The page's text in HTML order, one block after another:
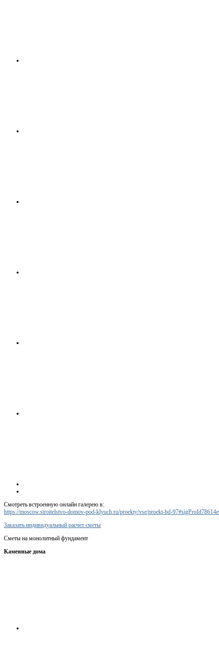
Смотреть встроенную онлайн галерею в:
https://moscow.stroitelstvo-domov-pod-klyuch.ru/proekty/vse/proekt-bd-
Заказать индивидуальный расчет сметы
Сметы на монолитный фундамент
Каменные дома